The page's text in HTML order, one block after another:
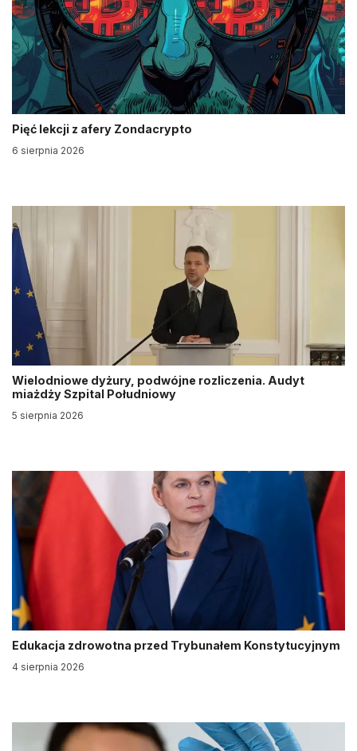
Pięć lekcji z afery Zondacrypto
6 sierpnia 2026
Wielodniowe dyżury, podwójne rozliczenia. Audyt
miażdży Szpital Południowy
5 sierpnia 2026
Edukacja zdrowotna przed Trybunałem Konstytucyjnym
4 sierpnia 2026